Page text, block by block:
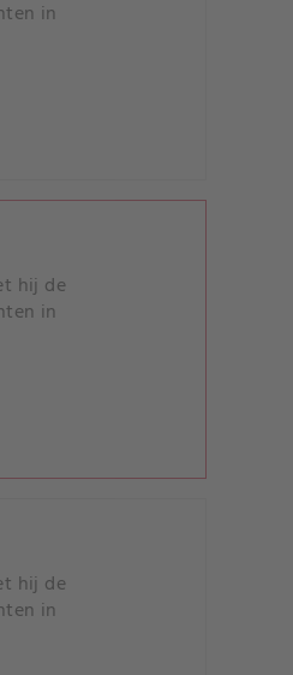
in
hij de
in
hij de
in